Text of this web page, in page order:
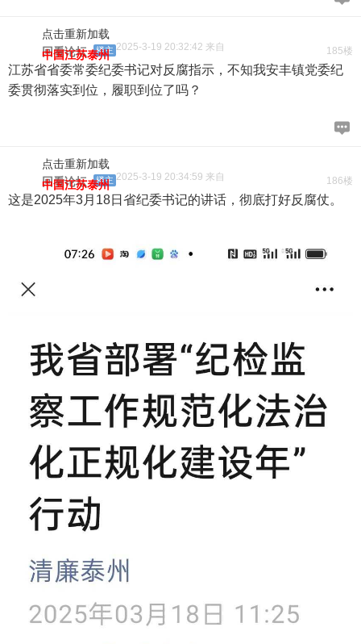
点击重新加载
185楼
回看论坛 楼主 2025-3-19 20:32:42 来自
中国江苏泰州
江苏省省委常委纪委书记对反腐指示，不知我安丰镇党委纪
委贯彻落实到位，履职到位了吗？
点击重新加载
186楼
回看论坛 楼主 2025-3-19 20:34:59 来自
中国江苏泰州
这是2025年3月18日省纪委书记的讲话，彻底打好反腐仗。